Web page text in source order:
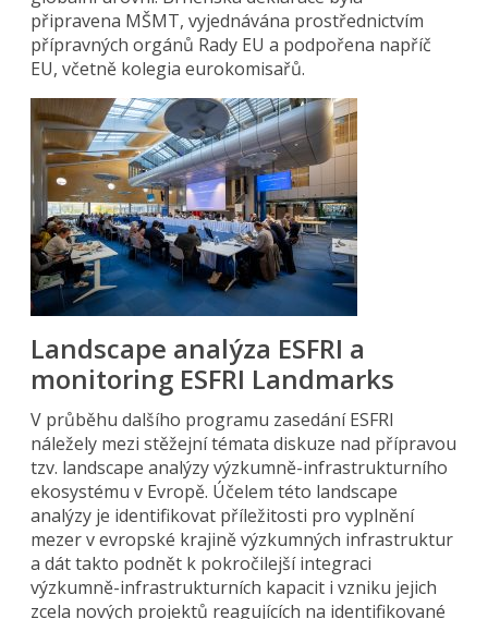
připravena MŠMT, vyjednávána prostřednictvím
přípravných orgánů Rady EU a podpořena napříč
EU, včetně kolegia eurokomisařů.
Landscape analýza ESFRI a
monitoring ESFRI Landmarks
V průběhu dalšího programu zasedání ESFRI
náležely mezi stěžejní témata diskuze nad přípravou
tzv. landscape analýzy výzkumně-infrastrukturního
ekosystému v Evropě. Účelem této landscape
analýzy je identifikovat příležitosti pro vyplnění
mezer v evropské krajině výzkumných infrastruktur
a dát takto podnět k pokročilejší integraci
výzkumně-infrastrukturních kapacit i vzniku jejich
zcela nových projektů reagujících na identifikované